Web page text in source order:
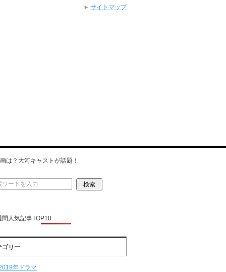
は？大河キャストが話題！
間人気記事TOP10
ゴリー
年ドラマ
サイトマップ